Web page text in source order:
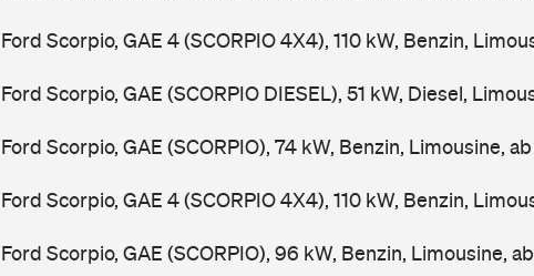
Ford Scorpio, GAE 4 (SCORPIO 4X4), 110 kW, Benzin,
Ford Scorpio, GAE (SCORPIO DIESEL), 51 kW, Diesel,
Ford Scorpio, GAE (SCORPIO), 74 kW, Benzin, Limousine,
Ford Scorpio, GAE 4 (SCORPIO 4X4), 110 kW, Benzin,
Ford Scorpio, GAE (SCORPIO), 96 kW, Benzin, Limousine,